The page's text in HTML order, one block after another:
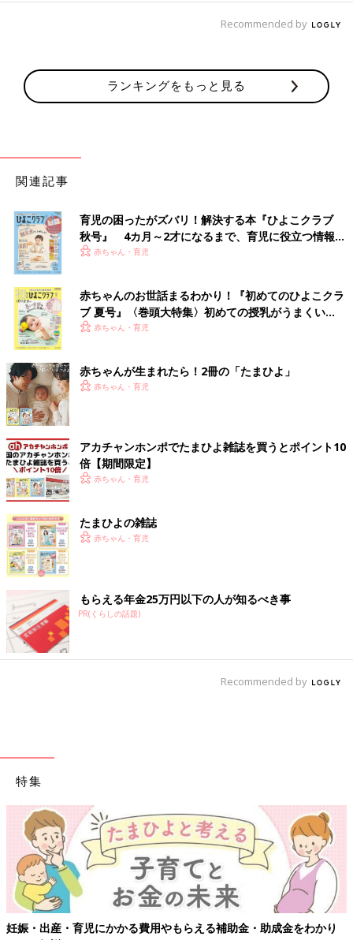
Recommended by
ランキングをもっと見る
関連記事
育児の困ったがズバリ！解決する本『ひよこクラブ
秋号』 4カ月～2才になるまで、育児に役立つ情報が
いっぱい！
赤ちゃん・育児
赤ちゃんのお世話まるわかり！『初めてのひよこクラ
ブ 夏号』〈巻頭大特集〉初めての授乳がうまくい
く！ おっぱい・ミルクの基本と夏のトラブル 解決テ
赤ちゃん・育児
赤ちゃんが生まれたら！2冊の「たまひよ」
赤ちゃん・育児
アカチャンホンポでたまひよ雑誌を買うとポイント10
倍【期間限定】
赤ちゃん・育児
たまひよの雑誌
赤ちゃん・育児
もらえる年金25万円以下の人が知るべき事
PR(くらしの話題)
Recommended by
特集
【ワクチン接種できるものも】妊婦の感染症対策、知っておいて！